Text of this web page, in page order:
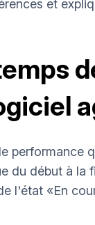
et
performance
du début à la
l'état «En